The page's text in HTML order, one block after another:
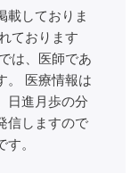
載しておりま
ております
は、医師であ
。 医療情報は
日進月歩の分
信しますので
。